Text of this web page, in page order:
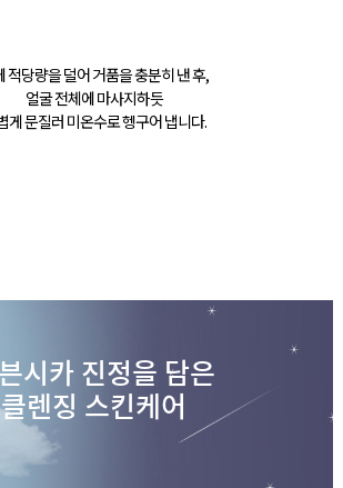
적당량을 덜어 거품을 충분히 낸 후,
얼굴 전체에 마사지하듯
게 문질러 미온수로 헹구어 냅니다.
시카 진정을 담은
클렌징 스킨케어